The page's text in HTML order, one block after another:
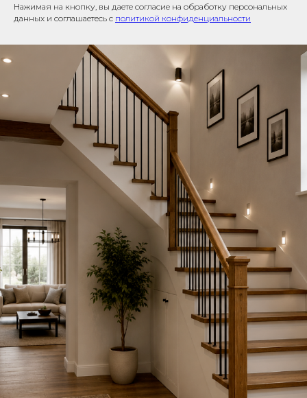
Нажимая на кнопку, вы даете согласие на обработку персональных
данных и соглашаетесь c политикой конфиденциальности